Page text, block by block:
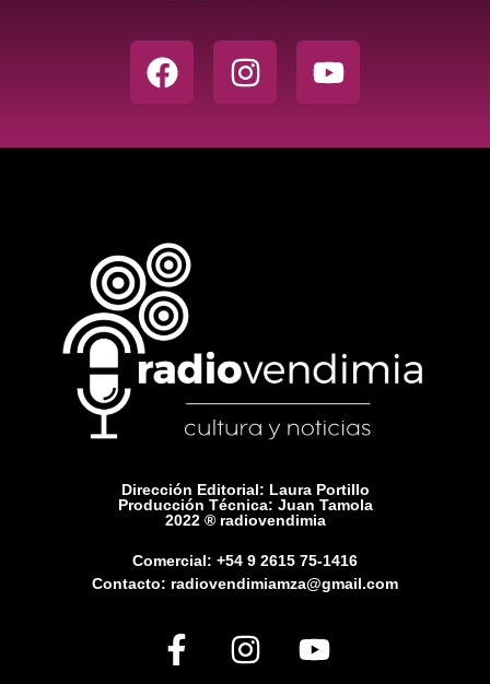
Dirección Editorial: Laura Portillo
Producción Técnica: Juan Tamola
2022 ® radiovendimia
Comercial: +54 9 2615 75-1416
Contacto: radiovendimiamza@gmail.com